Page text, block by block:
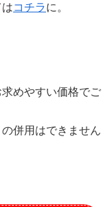
コチラに。
めやすい価格でご
併用はできません